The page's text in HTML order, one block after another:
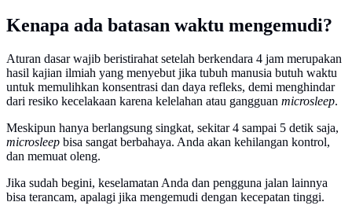
Kenapa ada batasan waktu mengemudi?
Aturan dasar wajib beristirahat setelah berkendara 4 jam merupakan
hasil kajian ilmiah yang menyebut jika tubuh manusia butuh waktu
untuk memulihkan konsentrasi dan daya refleks, demi menghindar
dari resiko kecelakaan karena kelelahan atau gangguan microsleep.
Meskipun hanya berlangsung singkat, sekitar 4 sampai 5 detik saja,
microsleep bisa sangat berbahaya. Anda akan kehilangan kontrol,
dan memuat oleng.
Jika sudah begini, keselamatan Anda dan pengguna jalan lainnya
bisa terancam, apalagi jika mengemudi dengan kecepatan tinggi.